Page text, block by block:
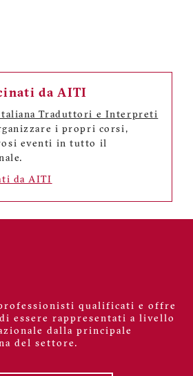
da AITI
Traduttori e Interpreti
i propri corsi,
eventi in tutto il
da AITI
qualificati e offre
essere rappresentati a livello
dalla principale
del settore.